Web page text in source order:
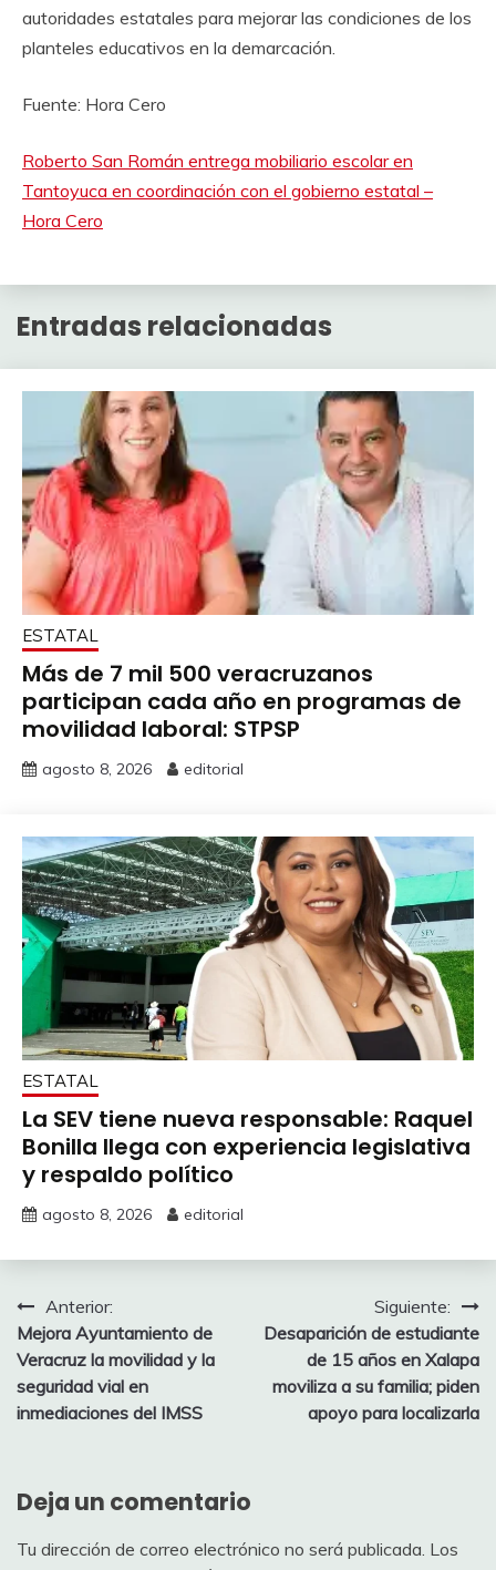
autoridades estatales para mejorar las condiciones de los
planteles educativos en la demarcación.
Fuente: Hora Cero
Roberto San Román entrega mobiliario escolar en
Tantoyuca en coordinación con el gobierno estatal –
Hora Cero
Entradas relacionadas
ESTATAL
Más de 7 mil 500 veracruzanos
participan cada año en programas de
movilidad laboral: STPSP
agosto 8, 2026 editorial
ESTATAL
La SEV tiene nueva responsable: Raquel
Bonilla llega con experiencia legislativa
y respaldo político
agosto 8, 2026 editorial
Navegación
de
entradas
Anterior:
Mejora Ayuntamiento de
Veracruz la movilidad y la
seguridad vial en
inmediaciones del IMSS
Siguiente:
Desaparición de estudiante
de 15 años en Xalapa
moviliza a su familia; piden
apoyo para localizarla
Deja un comentario
Tu dirección de correo electrónico no será publicada. Los